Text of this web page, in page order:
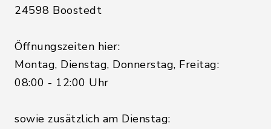
24598 Boostedt
Öffnungszeiten hier:
Montag, Dienstag, Donnerstag, Freitag:
08:00 - 12:00 Uhr
sowie zusätzlich am Dienstag: